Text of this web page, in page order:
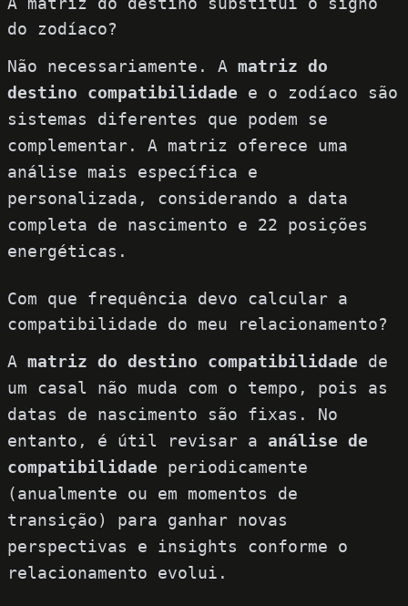
do zodíaco?
Não necessariamente. A matriz do
destino compatibilidade e o zodíaco são
sistemas diferentes que podem se
complementar. A matriz oferece uma
análise mais específica e
personalizada, considerando a data
completa de nascimento e 22 posições
energéticas.
Com que frequência devo calcular a
compatibilidade do meu relacionamento?
A matriz do destino compatibilidade de
um casal não muda com o tempo, pois as
datas de nascimento são fixas. No
entanto, é útil revisar a análise de
compatibilidade periodicamente
(anualmente ou em momentos de
transição) para ganhar novas
perspectivas e insights conforme o
relacionamento evolui.